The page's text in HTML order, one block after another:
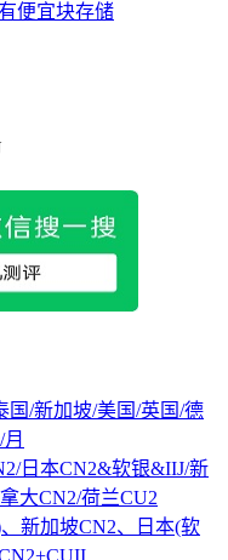
便宜块存储
国/新加坡/美国/英国/德
日本CN2&软银&IIJ/新
大CN2/荷兰CU2
新加坡CN2、日本(软